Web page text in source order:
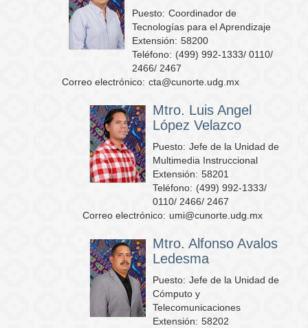
Puesto: Coordinador de
Tecnologías para el Aprendizaje
Extensión: 58200
Teléfono: (499) 992-1333/ 0110/
2466/ 2467
Correo electrónico: cta@cunorte.udg.mx
Mtro. Luis Angel
López Velazco
Puesto: Jefe de la Unidad de
Multimedia Instruccional
Extensión: 58201
Teléfono: (499) 992-1333/
0110/ 2466/ 2467
Correo electrónico: umi@cunorte.udg.mx
Mtro. Alfonso Avalos
Ledesma
Puesto: Jefe de la Unidad de
Cómputo y
Telecomunicaciones
Extensión: 58202